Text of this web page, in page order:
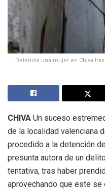
Detenida una mujer en Chiva
CHIVA Un suceso
de la localidad valenciana
procedido a la detención
presunta autora de un
tentativa, tras haber
aprovechando que este se